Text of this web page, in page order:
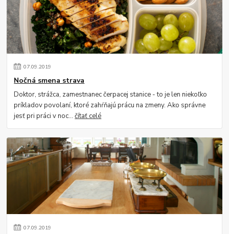
07.09.2019
Nočná smena strava
Doktor, strážca, zamestnanec čerpacej stanice - to je len niekoľko
príkladov povolaní, ktoré zahŕňajú prácu na zmeny. Ako správne
jesť pri práci v noc...čítať celé
07.09.2019